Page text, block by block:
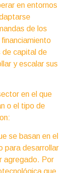
en entornos
de los
de capital de
y escalar sus
en el que
o el tipo de
se basan en el
para desarrollar
agregado. Por